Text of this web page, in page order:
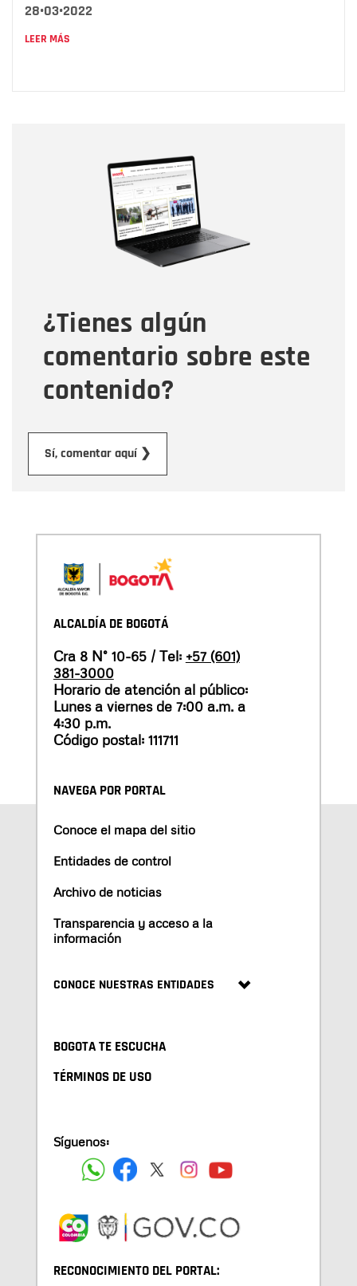
28•03•2022
LEER MÁS
¿Tienes algún
comentario sobre este
contenido?
Sí, comentar aquí ❯
Correo electrónico
Tipo de comentario
Mensaje
ALCALDÍA DE BOGOTÁ
Cra 8 N° 10-65 / Tel: +57 (601)
381-3000
Horario de atención al público:
Lunes a viernes de 7:00 a.m. a
4:30 p.m.
Código postal: 111711
NAVEGA POR PORTAL
Conoce el mapa del sitio
Entidades de control
Archivo de noticias
Transparencia y acceso a la
información
CONOCE NUESTRAS ENTIDADES
BOGOTA TE ESCUCHA
TÉRMINOS DE USO
Síguenos:
RECONOCIMIENTO DEL PORTAL: